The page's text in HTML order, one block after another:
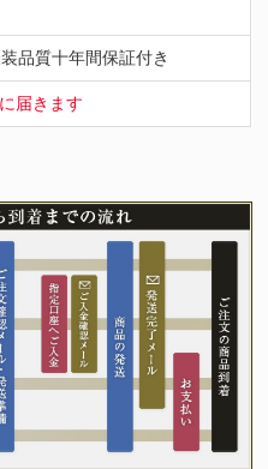
品質十年間保証付き
届きます